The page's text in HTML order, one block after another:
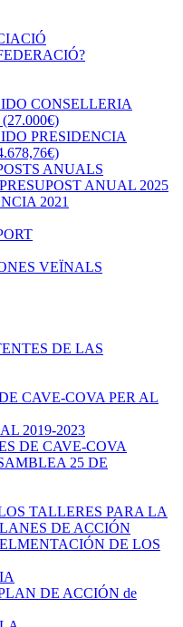
CONSELLERIA
PRESIDENCIA
ANUALS
ANUAL 2025
2021
VEÏNALS
DE LAS
CAVE-COVA PER AL
2019-2023
DE CAVE-COVA
25 DE
TALLERES PARA LA
DE ACCIÓN
DE LOS
DE ACCIÓN de